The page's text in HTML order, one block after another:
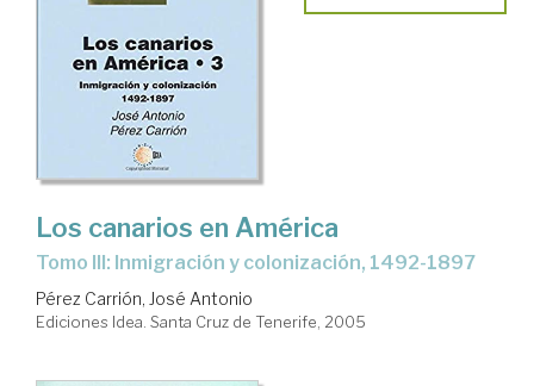
Los canarios en América
Tomo III: Inmigración y colonización, 1492-1897
Pérez Carrión, José Antonio
Ediciones Idea. Santa Cruz de Tenerife, 2005